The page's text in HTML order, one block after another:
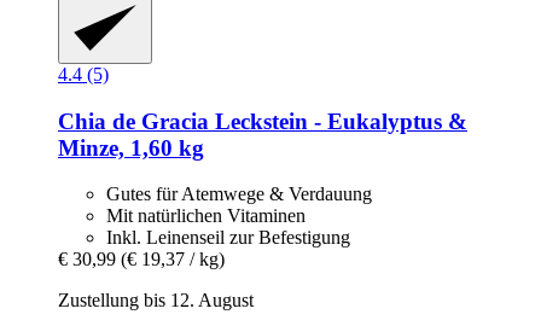
4.4 (5)
Chia de Gracia Leckstein -​ Eukalyptus &
Minze, 1,60 kg
Gutes für Atemwege & Verdauung
Mit natürlichen Vitaminen
Inkl. Leinenseil zur Befestigung
€ 30,99 (€ 19,37 / kg)
Zustellung bis 12. August